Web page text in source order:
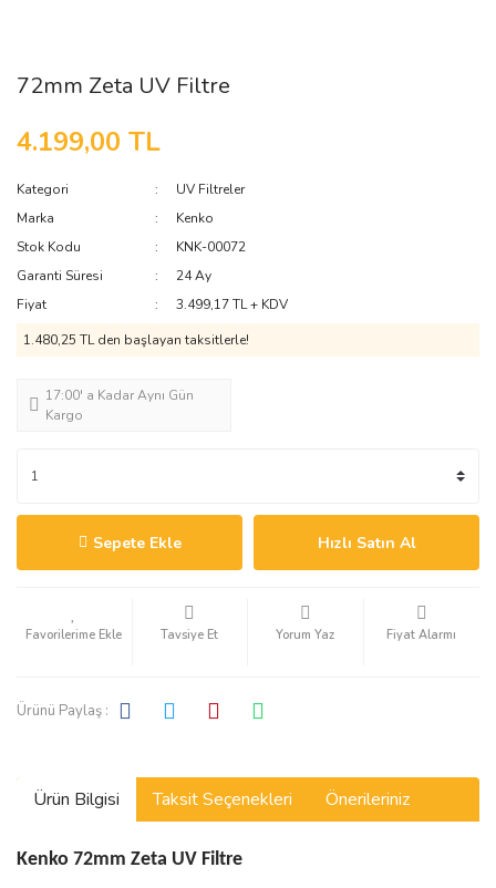
72mm Zeta UV Filtre
4.199,00 TL
Kategori
UV Filtreler
Marka
Kenko
Stok Kodu
KNK-00072
Garanti Süresi
24 Ay
Fiyat
3.499,17 TL + KDV
1.480,25 TL den başlayan taksitlerle!
17:00' a Kadar Aynı Gün
Kargo
Sepete Ekle Hızlı Satın Al
Tavsiye Et Yorum Yaz Fiyat Alarmı
Ürünü Paylaş :
Ürün Bilgisi Taksit Seçenekleri Önerileriniz
Kenko 72mm Zeta UV Filtre